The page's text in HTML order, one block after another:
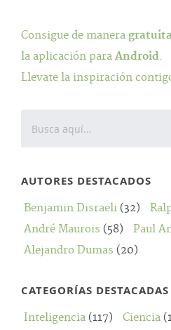
Consigue de manera
la aplicación para Android.
Llevate la inspiración
AUTORES DESTACADOS
Benjamin Disraeli (32)
André Maurois (58) Paul
Alejandro Dumas (20)
CATEGORÍAS DESTACADAS
Inteligencia (117) Ciencia